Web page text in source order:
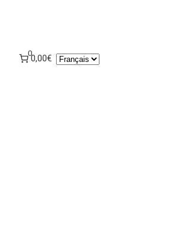
00,00€ Choisir